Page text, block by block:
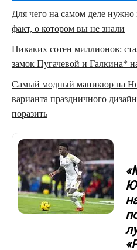
Для чего на самом деле
факт, о котором вы не знали
Никаких сотен миллионов:
замок Пугачевой и Галкина*
Самый модный маникюр на
варианта праздничного
поразить